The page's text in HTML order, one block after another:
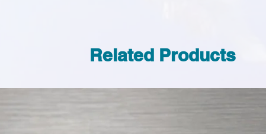
Related Products